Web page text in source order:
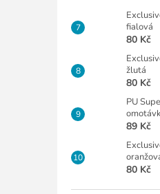
fialová
80 Kč
žlutá
80 Kč
PU
89 Kč
80 Kč